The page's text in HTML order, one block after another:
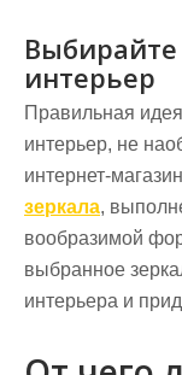
интерьер
Правильная
интерьер, не
интернет-
зеркала,
вообразимой
выбранное
интерьера и